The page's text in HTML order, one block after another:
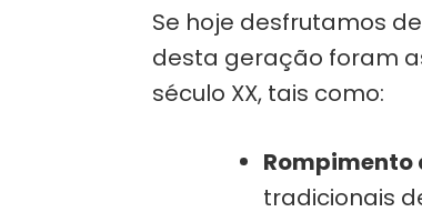
Se hoje desfrutamos
desta geração foram
século XX, tais como:
Rompimento
tradicionais